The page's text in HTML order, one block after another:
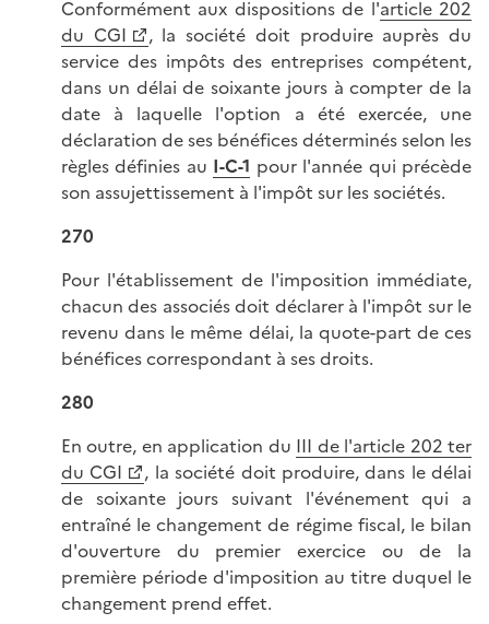
Conformément aux dispositions de l'article 202
du CGI
, la société doit produire auprès du
service des impôts des entreprises compétent,
dans un délai de soixante jours à compter de la
date à laquelle l'option a été exercée, une
déclaration de ses bénéfices déterminés selon les
règles définies au I-C-1 pour l'année qui précède
son assujettissement à l'impôt sur les sociétés.
270
Pour l'établissement de l'imposition immédiate,
chacun des associés doit déclarer à l'impôt sur le
revenu dans le même délai, la quote-part de ces
bénéfices correspondant à ses droits.
280
En outre, en application du III de l'article 202 ter
du CGI
, la société doit produire, dans le délai
de soixante jours suivant l'événement qui a
entraîné le changement de régime fiscal, le bilan
d'ouverture du premier exercice ou de la
première période d'imposition au titre duquel le
changement prend effet.